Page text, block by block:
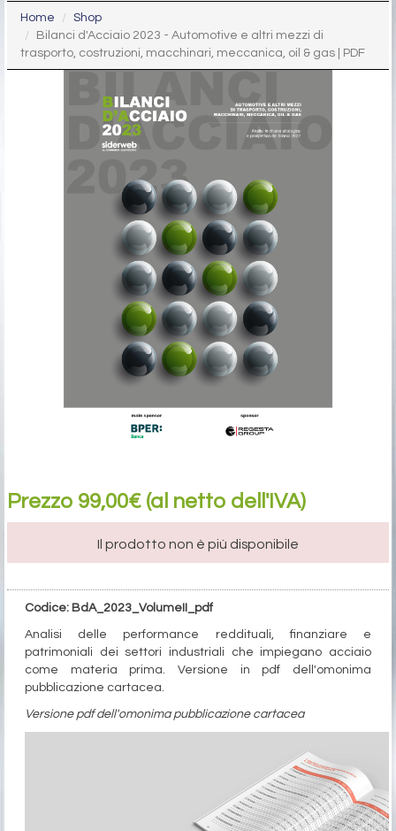
Home
Shop
Bilanci d'Acciaio 2023 - Automotive e altri mezzi di
trasporto, costruzioni, macchinari, meccanica, oil & gas | PDF
Prezzo 99,00€ (al netto dell'IVA)
Il prodotto non è più disponibile
Codice: BdA_2023_VolumeII_pdf
Analisi delle performance reddituali, finanziare e
patrimoniali dei settori industriali che impiegano acciaio
come materia prima. Versione in pdf dell'omonima
pubblicazione cartacea.
Versione pdf dell'omonima pubblicazione cartacea